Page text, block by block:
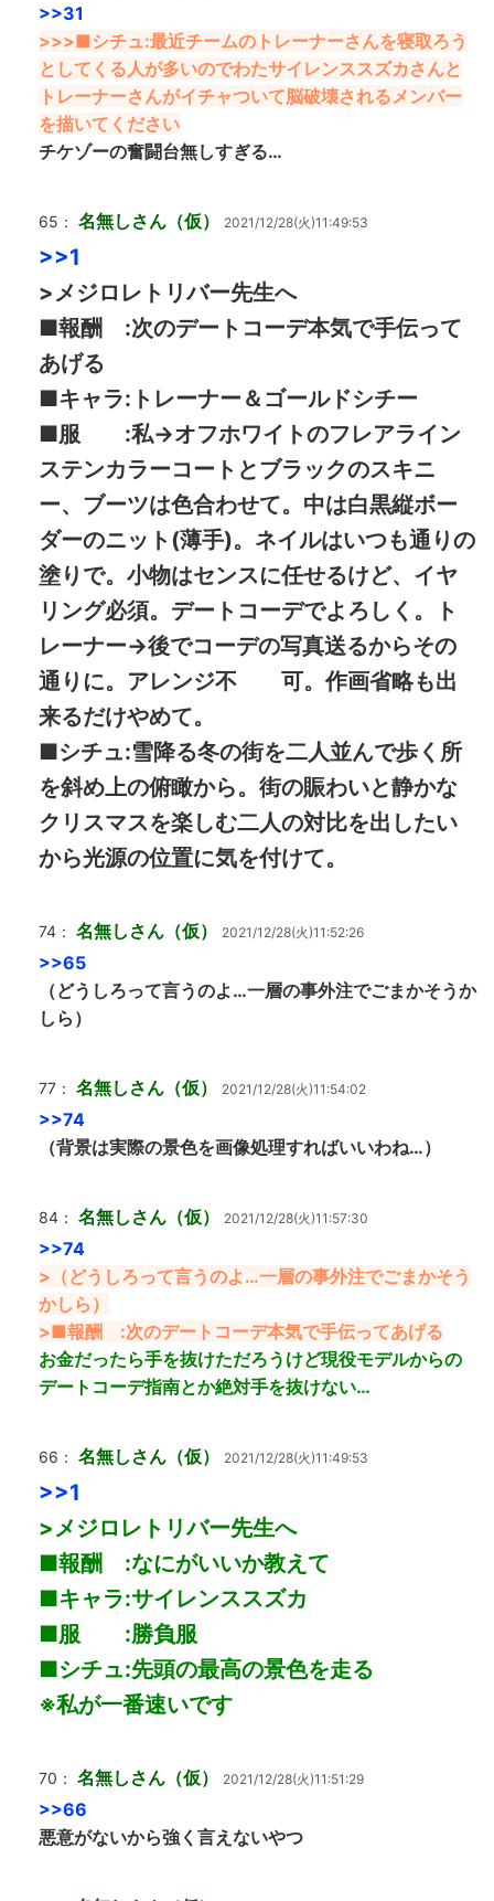
>>31
>>>■シチュ:最近チームのトレーナーさんを寝取ろう
としてくる人が多いのでわたサイレンススズカさんと
トレーナーさんがイチャついて脳破壊されるメンバー
を描いてください
チケゾーの奮闘台無しすぎる…
65： 名無しさん（仮） 2021/12/28(火)11:49:53
>>1
>メジロレトリバー先生へ
■報酬 :次のデートコーデ本気で手伝って
あげる
■キャラ:トレーナー＆ゴールドシチー
■服 :私→オフホワイトのフレアライン
ステンカラーコートとブラックのスキニ
ー、ブーツは色合わせて。中は白黒縦ボー
ダーのニット(薄手)。ネイルはいつも通りの
塗りで。小物はセンスに任せるけど、イヤ
リング必須。デートコーデでよろしく。ト
レーナー→後でコーデの写真送るからその
通りに。アレンジ不 可。作画省略も出
来るだけやめて。
■シチュ:雪降る冬の街を二人並んで歩く所
を斜め上の俯瞰から。街の賑わいと静かな
クリスマスを楽しむ二人の対比を出したい
から光源の位置に気を付けて。
74： 名無しさん（仮） 2021/12/28(火)11:52:26
>>65
（どうしろって言うのよ…一層の事外注でごまかそうか
しら）
77： 名無しさん（仮） 2021/12/28(火)11:54:02
>>74
（背景は実際の景色を画像処理すればいいわね…）
84： 名無しさん（仮） 2021/12/28(火)11:57:30
>>74
>（どうしろって言うのよ…一層の事外注でごまかそう
かしら）
>■報酬 :次のデートコーデ本気で手伝ってあげる
お金だったら手を抜けただろうけど現役モデルからの
デートコーデ指南とか絶対手を抜けない…
66： 名無しさん（仮） 2021/12/28(火)11:49:53
>>1
>メジロレトリバー先生へ
■報酬 :なにがいいか教えて
■キャラ:サイレンススズカ
■服 :勝負服
■シチュ:先頭の最高の景色を走る
※私が一番速いです
70： 名無しさん（仮） 2021/12/28(火)11:51:29
>>66
悪意がないから強く言えないやつ